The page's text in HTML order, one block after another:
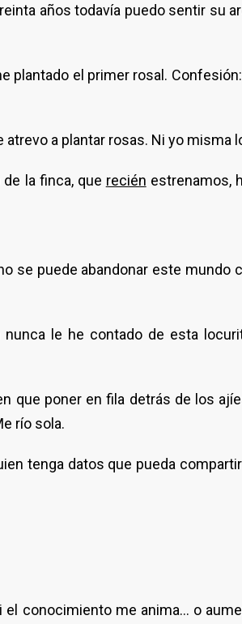
años todavía puedo sentir su
plantado el primer rosal.
a plantar rosas. Ni yo misma
la finca, que recién estrenamos,
se puede abandonar este mundo
le he contado de esta
que poner en fila detrás de los
río sola.
tenga datos que pueda
conocimiento me anima… o